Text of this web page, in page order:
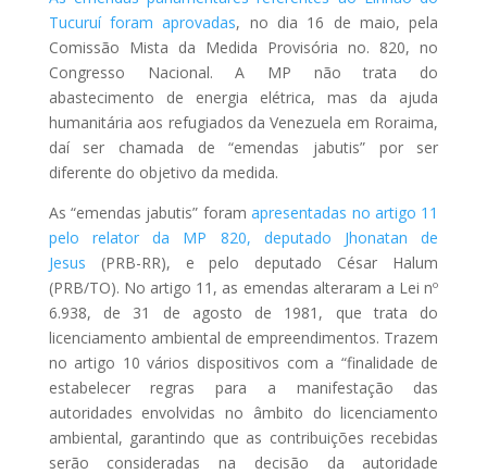
Tucuruí foram aprovadas, no dia 16 de maio, pela
Comissão Mista da Medida Provisória no. 820, no
Congresso Nacional. A MP não trata do
abastecimento de energia elétrica, mas da ajuda
humanitária aos refugiados da Venezuela em Roraima,
daí ser chamada de “emendas jabutis” por ser
diferente do objetivo da medida.
As “emendas jabutis” foramapresentadas no artigo 11
pelo relator da MP 820, deputado Jhonatan de
Jesus (PRB-RR), e pelo deputado César Halum
(PRB/TO). No artigo 11, as emendas alteraram a Lei nº
6.938, de 31 de agosto de 1981, que trata do
licenciamento ambiental de empreendimentos. Trazem
no artigo 10 vários dispositivos com a “finalidade de
estabelecer regras para a manifestação das
autoridades envolvidas no âmbito do licenciamento
ambiental, garantindo que as contribuições recebidas
serão consideradas na decisão da autoridade